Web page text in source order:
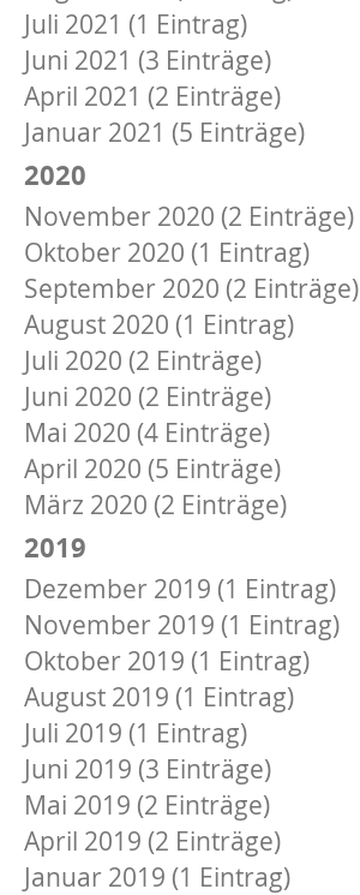
Juli 2021 (1 Eintrag)
Juni 2021 (3 Einträge)
April 2021 (2 Einträge)
Januar 2021 (5 Einträge)
2020
November 2020 (2 Einträge)
Oktober 2020 (1 Eintrag)
September 2020 (2 Einträge)
August 2020 (1 Eintrag)
Juli 2020 (2 Einträge)
Juni 2020 (2 Einträge)
Mai 2020 (4 Einträge)
April 2020 (5 Einträge)
März 2020 (2 Einträge)
2019
Dezember 2019 (1 Eintrag)
November 2019 (1 Eintrag)
Oktober 2019 (1 Eintrag)
August 2019 (1 Eintrag)
Juli 2019 (1 Eintrag)
Juni 2019 (3 Einträge)
Mai 2019 (2 Einträge)
April 2019 (2 Einträge)
Januar 2019 (1 Eintrag)